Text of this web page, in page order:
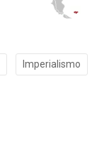
Imperialismo